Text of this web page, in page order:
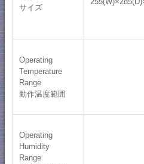
サイズ
Operating
Temperature
Range
動作温度範囲
Operating
Humidity
Range